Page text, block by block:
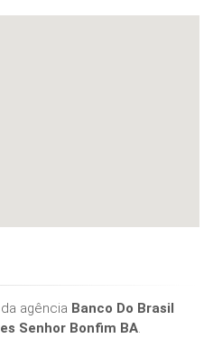
da agência Banco Do Brasil
Senhor Bonfim BA.